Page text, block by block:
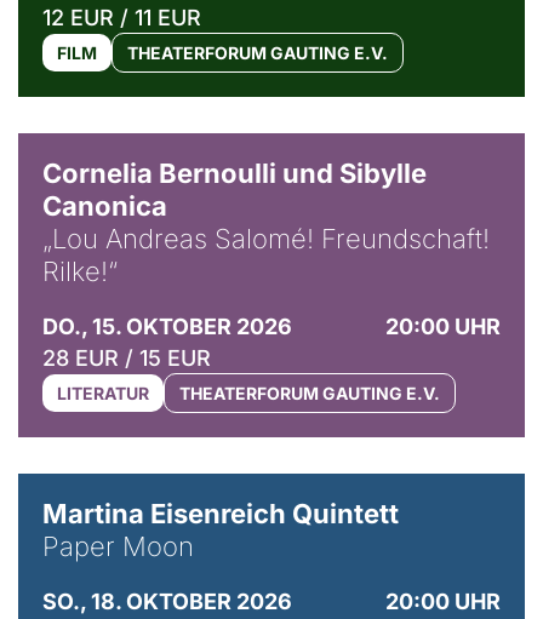
12 EUR / 11 EUR
FILM THEATERFORUM GAUTING E.V.
Cornelia Bernoulli und Sibylle
Canonica
„Lou Andreas Salomé! Freundschaft!
Rilke!“
DO., 15. OKTOBER 2026
20:00 UHR
28 EUR / 15 EUR
LITERATUR THEATERFORUM GAUTING E.V.
Martina Eisenreich Quintett
Paper Moon
SO., 18. OKTOBER 2026
20:00 UHR